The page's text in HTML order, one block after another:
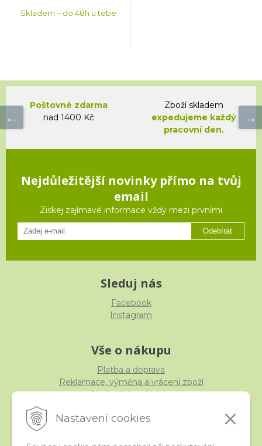
Nastavení cookies
Skladem – do 48h u tebe
Poštovné zdarma
nad 1400 Kč
Zboží skladem
expedujeme každý
pracovní den.
Nejdůležitější novinky přímo na tvůj
email
Ziskej zajímavé informace vždy mezi prvními
Odebírat
Sleduj nás
Facebook
Instagram
Vše o nákupu
Platba a doprava
Reklamace, výměna a vrácení zboží
Obchodní podmínky